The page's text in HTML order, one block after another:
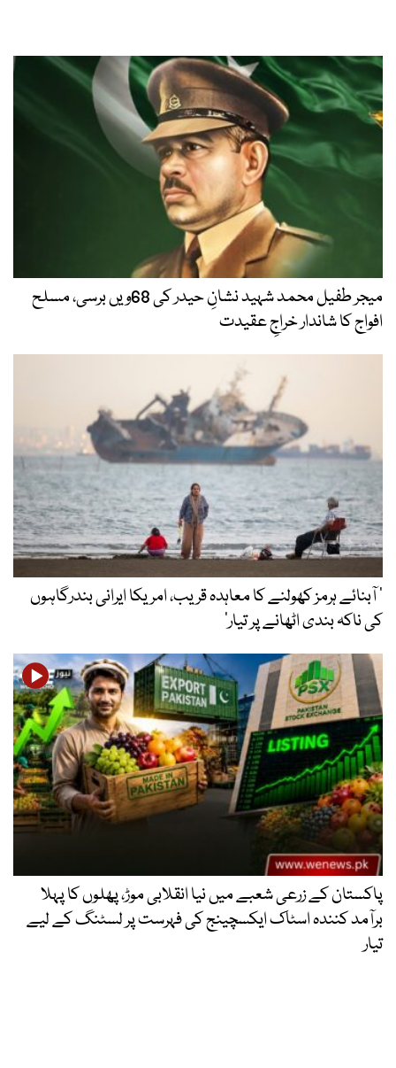
میجر طفیل محمد شہید نشانِ حیدر کی 68ویں برسی، مسلح
افواج کا شاندار خراجِ عقیدت
’ آبنائے ہرمز کھولنے کا معاہدہ قریب، امریکا ایرانی بندرگاہوں
کی ناکہ بندی اٹھانے پر تیار‘
پاکستان کے زرعی شعبے میں نیا انقلابی موڑ، پھلوں کا پہلا
برآمد کنندہ اسٹاک ایکسچینج کی فہرست پر لسٹنگ کے لیے
تیار